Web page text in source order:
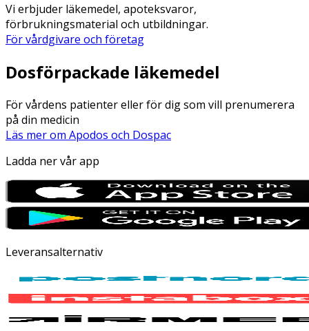
Vi erbjuder läkemedel, apoteksvaror,
förbrukningsmaterial och utbildningar.
För vårdgivare och företag
Dosförpackade läkemedel
För vårdens patienter eller för dig som vill prenumerera
på din medicin
Läs mer om Apodos och Dospac
Ladda ner vår app
Leveransalternativ